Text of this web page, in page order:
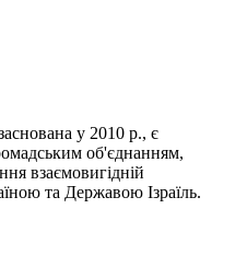
у 2010 р., є
об'єднанням,
взаємовигідній
та Державою Ізраїль.